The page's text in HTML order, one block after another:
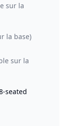
sur la
la base)
sur la
seated